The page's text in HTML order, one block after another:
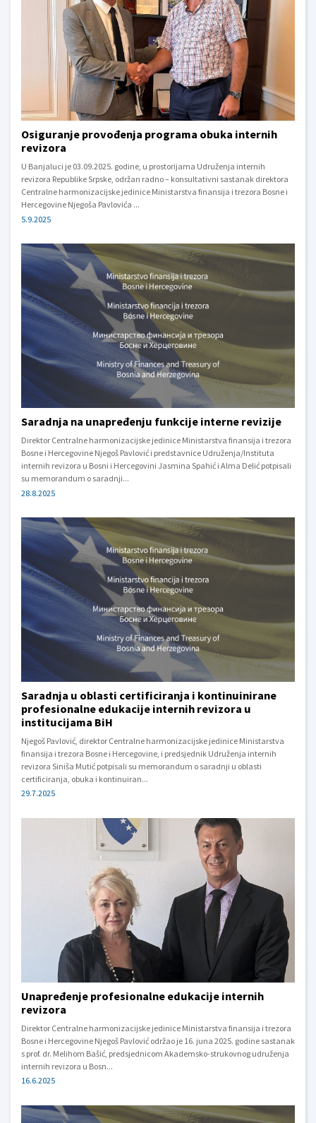
Osiguranje provođenja programa obuka internih
revizora
U Banjaluci je 03.09.2025. godine, u prostorijama Udruženja internih
revizora Republike Srpske, održan radno – konsultativni sastanak direktora
Centralne harmonizacijske jedinice Ministarstva finansija i trezora Bosne i
Hercegovine Njegoša Pavlovića ...
5.9.2025
Saradnja na unapređenju funkcije interne revizije
Direktor Centralne harmonizacijske jedinice Ministarstva finansija i trezora
Bosne i Hercegovine Njegoš Pavlović i predstavnice Udruženja/Instituta
internih revizora u Bosni i Hercegovini Jasmina Spahić i Alma Delić potpisali
su memorandum o saradnji...
28.8.2025
Saradnja u oblasti certificiranja i kontinuinirane
profesionalne edukacije internih revizora u
institucijama BiH
Njegoš Pavlović, direktor Centralne harmonizacijske jedinice Ministarstva
finansija i trezora Bosne i Hercegovine, i predsjednik Udruženja internih
revizora Siniša Mutić potpisali su memorandum o saradnji u oblasti
certificiranja, obuka i kontinuiran...
29.7.2025
Unapređenje profesionalne edukacije internih
revizora
Direktor Centralne harmonizacijske jedinice Ministarstva finansija i trezora
Bosne i Hercegovine Njegoš Pavlović održao je 16. juna 2025. godine sastanak
s prof. dr. Melihom Bašić, predsjednicom Akademsko-strukovnog udruženja
internih revizora u Bosn...
16.6.2025